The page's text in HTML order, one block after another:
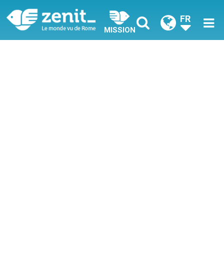
MISSION
FR